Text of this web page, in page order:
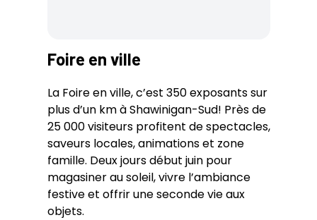
Foire en ville
La Foire en ville, c’est 350 exposants sur
plus d’un km à Shawinigan-Sud! Près de
25 000 visiteurs profitent de spectacles,
saveurs locales, animations et zone
famille. Deux jours début juin pour
magasiner au soleil, vivre l’ambiance
festive et offrir une seconde vie aux
objets.